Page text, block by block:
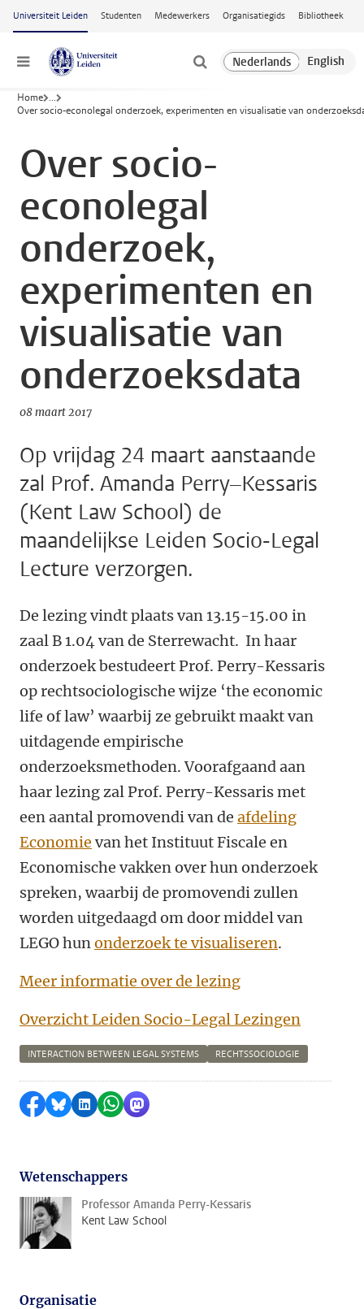
Ga naar hoofdinhoud
Universiteit Leiden Studenten Medewerkers Organisatiegids Bibliotheek
Menu
Home ...
Over socio-econolegal onderzoek, experimenten en visualisatie van
Over socio-
econolegal
onderzoek,
experimenten en
visualisatie van
onderzoeksdata
08 maart 2017
Op vrijdag 24 maart aanstaande
zal Prof. Amanda Perry–Kessaris
(Kent Law School) de
maandelijkse Leiden Socio-Legal
Lecture verzorgen.
De lezing vindt plaats van 13.15-15.00 in
zaal B 1.04 van de Sterrewacht. In haar
onderzoek bestudeert Prof. Perry-Kessaris
op rechtsociologische wijze ‘the economic
life of law’ waarbij ze gebruikt maakt van
uitdagende empirische
onderzoeksmethoden. Voorafgaand aan
haar lezing zal Prof. Perry-Kessaris met
een aantal promovendi van de afdeling
Economie van het Instituut Fiscale en
Economische vakken over hun onderzoek
spreken, waarbij de promovendi zullen
worden uitgedaagd om door middel van
LEGO hunonderzoek te visualiseren.
Meer informatie over de lezing
Overzicht Leiden Socio-Legal Lezingen
INTERACTION BETWEEN LEGAL SYSTEMS RECHTSSOCIOLOGIE
Delen op Facebook
Delen via Bluesky
Delen op LinkedIn
Delen via WhatsApp
Delen via Mastodon
Wetenschappers
Professor Amanda Perry-Kessaris
Kent Law School
Organisatie